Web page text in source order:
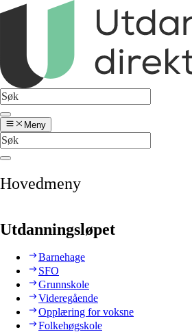
Meny
Hovedmeny
Utdanningsløpet
Barnehage
SFO
Grunnskole
Videregående
Opplæring for voksne
Folkehøgskole